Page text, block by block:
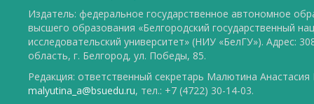
Издатель: федеральное государственное автономное
высшего образования «Белгородский государственный
исследовательский университет» (НИУ «БелГУ»). Адрес:
область, г. Белгород, ул. Победы, 85.
Редакция: ответственный секретарь Малютина
malyutina_a@bsuedu.ru, тел.: +7 (4722) 30-14-03.